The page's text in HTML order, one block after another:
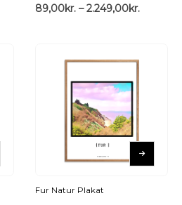
89,00kr. – 2.249,00kr.
Fur Natur Plakat